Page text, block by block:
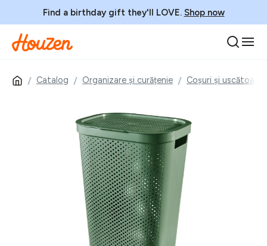
Find a birthday gift they'll LOVE. Shop now
Catalog Organizare și curățenie Coșuri și